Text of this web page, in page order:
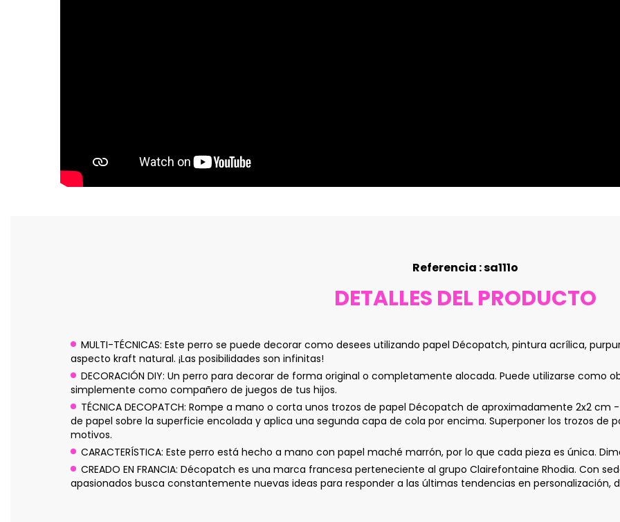
Referencia : sa111o
DETALLES DEL PRODUCTO
MULTI-TÉCNICAS: Este perro se puede decorar como desees utilizando papel Décopatch, pintura acrílica,
aspecto kraft natural. ¡Las posibilidades son infinitas!
DECORACIÓN DIY: Un perro para decorar de forma original o completamente alocada. Puede utilizarse
simplemente como compañero de juegos de tus hijos.
TÉCNICA DECOPATCH: Rompe a mano o corta unos trozos de papel Décopatch de aproximadamente 2x2
de papel sobre la superficie encolada y aplica una segunda capa de cola por encima. Superponer los trozos de
motivos.
CARACTERÍSTICA: Este perro está hecho a mano con papel maché marrón, por lo que cada pieza es única.
CREADO EN FRANCIA: Décopatch es una marca francesa perteneciente al grupo Clairefontaine Rhodia. Con
apasionados busca constantemente nuevas ideas para responder a las últimas tendencias en personalización,